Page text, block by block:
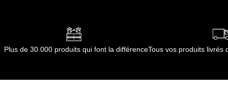
Plus de 30 000 produits qui font la différenceTous vos produits livrés